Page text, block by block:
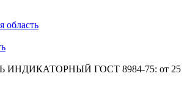
область
ГОСТ 8984-75: от 25